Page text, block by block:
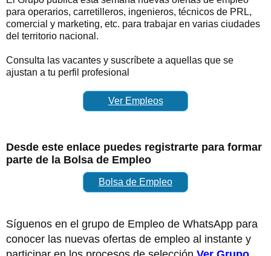
para operarios, carretilleros, ingenieros, técnicos de PRL,
comercial y marketing, etc. para trabajar en varias ciudades
del territorio nacional.
Consulta las vacantes y suscríbete a aquellas que se
ajustan a tu perfil profesional
Ver Empleos
Desde este enlace puedes registrarte para formar
parte de la Bolsa de Empleo
Bolsa de Empleo
Síguenos en el grupo de Empleo de WhatsApp para
conocer las nuevas ofertas de empleo al instante y